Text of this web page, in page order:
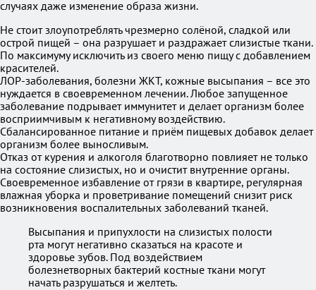
случаях даже изменение образа жизни.
Не стоит злоупотреблять чрезмерно солёной, сладкой или
острой пищей – она разрушает и раздражает слизистые ткани.
По максимуму исключить из своего меню пищу с добавлением
красителей.
ЛОР-заболевания, болезни ЖКТ, кожные высыпания – все это
нуждается в своевременном лечении. Любое запущенное
заболевание подрывает иммунитет и делает организм более
восприимчивым к негативному воздействию.
Сбалансированное питание и приём пищевых добавок делает
организм более выносливым.
Отказ от курения и алкоголя благотворно повлияет не только
на состояние слизистых, но и очистит внутренние органы.
Своевременное избавление от грязи в квартире, регулярная
влажная уборка и проветривание помещений снизит риск
возникновения воспалительных заболеваний тканей.
Высыпания и припухлости на слизистых полости
рта могут негативно сказаться на красоте и
здоровье зубов. Под воздействием
болезнетворных бактерий костные ткани могут
начать разрушаться и желтеть.